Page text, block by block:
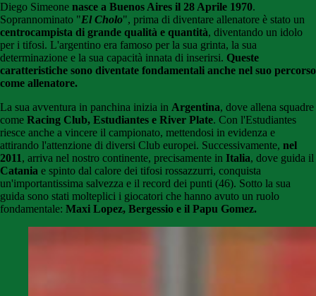
Diego Simeone nasce a Buenos Aires il 28 Aprile 1970.
Soprannominato "El Cholo", prima di diventare allenatore è stato un
centrocampista di grande qualità e quantità, diventando un idolo
per i tifosi. L'argentino era famoso per la sua grinta, la sua
determinazione e la sua capacità innata di inserirsi. Queste
caratteristiche sono diventate fondamentali anche nel suo percorso
come allenatore.
La sua avventura in panchina inizia in Argentina, dove allena squadre
come Racing Club, Estudiantes e River Plate. Con l'Estudiantes
riesce anche a vincere il campionato, mettendosi in evidenza e
attirando l'attenzione di diversi Club europei. Successivamente, nel
2011, arriva nel nostro continente, precisamente in Italia, dove guida il
Catania e spinto dal calore dei tifosi rossazzurri, conquista
un'importantissima salvezza e il record dei punti (46). Sotto la sua
guida sono stati molteplici i giocatori che hanno avuto un ruolo
fondamentale: Maxi Lopez, Bergessio e il Papu Gomez.